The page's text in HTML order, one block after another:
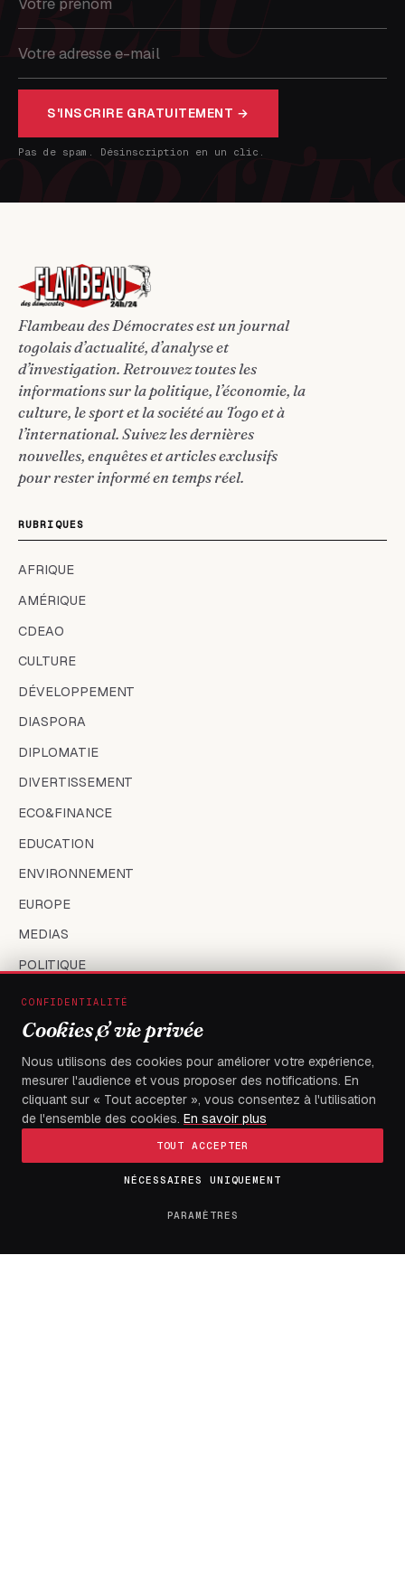
S'INSCRIRE GRATUITEMENT →
Pas de spam. Désinscription en un clic.
Flambeau des Démocrates est un journal
togolais d’actualité, d’analyse et
d’investigation. Retrouvez toutes les
informations sur la politique, l’économie, la
culture, le sport et la société au Togo et à
l’international. Suivez les dernières
nouvelles, enquêtes et articles exclusifs
pour rester informé en temps réel.
RUBRIQUES
AFRIQUE
AMÉRIQUE
CDEAO
CULTURE
DÉVELOPPEMENT
DIASPORA
DIPLOMATIE
DIVERTISSEMENT
ECO&FINANCE
EDUCATION
ENVIRONNEMENT
EUROPE
MEDIAS
POLITIQUE
SANTÉ
SOCIÉTÉ
SPORT
TECH
TOGO
CONFIDENTIALITÉ
Cookies & vie privée
Nous utilisons des cookies pour améliorer votre expérience,
mesurer l'audience et vous proposer des notifications. En
cliquant sur « Tout accepter », vous consentez à l'utilisation
de l'ensemble des cookies. En savoir plus
TOUT ACCEPTER
NÉCESSAIRES UNIQUEMENT
PARAMÈTRES